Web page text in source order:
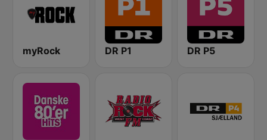
myRock DR P1 DR P5